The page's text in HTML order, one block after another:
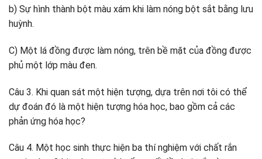
b) Sự hình thành bột màu xám khi làm nóng bột sắt bằng lưu
huỳnh.
C) Một lá đồng được làm nóng, trên bề mặt của đồng được
phủ một lớp màu đen.
Câu 3. Khi quan sát một hiện tượng, dựa trên nơi tôi có thể
dự đoán đó là một hiện tượng hóa học, bao gồm cả các
phản ứng hóa học?
Câu 4. Một học sinh thực hiện ba thí nghiệm với chất rắn